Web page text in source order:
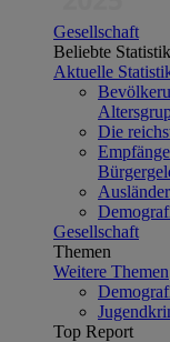
Gesellschaft
Beliebte
Aktuelle
Die
Gesellschaft
Themen
Weitere Themen
Top Report